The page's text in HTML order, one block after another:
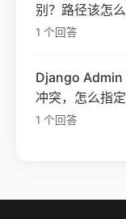
别？路径该怎
1 个回答
Django Admin
冲突，怎么指定
1 个回答